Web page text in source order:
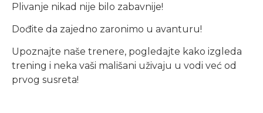
Plivanje nikad nije bilo zabavnije!
Dođite da zajedno zaronimo u avanturu!
Upoznajte naše trenere, pogledajte kako izgleda
trening i neka vaši mališani uživaju u vodi već od
prvog susreta!